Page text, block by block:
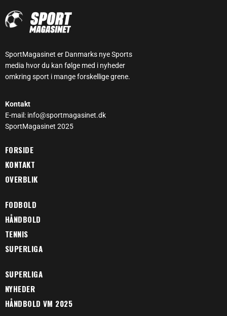
SportMagasinet er Danmarks nye Sports
media hvor du kan følge med i nyheder
omkring sport i mange forskellige grene.
Kontakt
E-mail: info@sportmagasinet.dk
SportMagasinet 2025
FORSIDE
KONTAKT
OVERBLIK
FODBOLD
HÅNDBOLD
TENNIS
SUPERLIGA
SUPERLIGA
NYHEDER
HÅNDBOLD VM 2025